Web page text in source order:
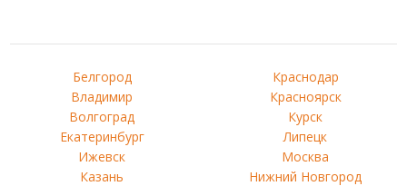
Белгород
Владимир
Волгоград
Екатеринбург
Ижевск
Казань
Краснодар
Красноярск
Курск
Липецк
Москва
Нижний Новгород